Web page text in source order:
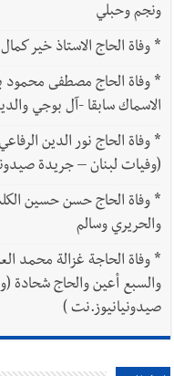
ونجم وحبلي
*وفاة الحاج الاستاذ خير كمال
*
الاسماك سابقا -آل بوجي
*
(وفيات لبنان – جريدة
*
والحريري وسالم
*
والسبع أعين والحاج شحادة
صيدونيانيوز.نت )